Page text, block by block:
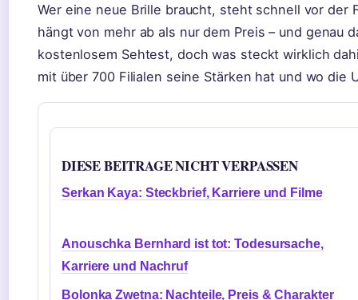
Wer eine neue Brille braucht, steht schnell vor der
hängt von mehr ab als nur dem Preis – und genau
kostenlosem Sehtest, doch was steckt wirklich
mit über 700 Filialen seine Stärken hat und wo
DIESE BEITRAGE NICHT VERPASSEN
Serkan Kaya: Steckbrief, Karriere und Filme
Anouschka Bernhard ist tot: Todesursache,
Karriere und Nachruf
Bolonka Zwetna: Nachteile, Preis & Charakter